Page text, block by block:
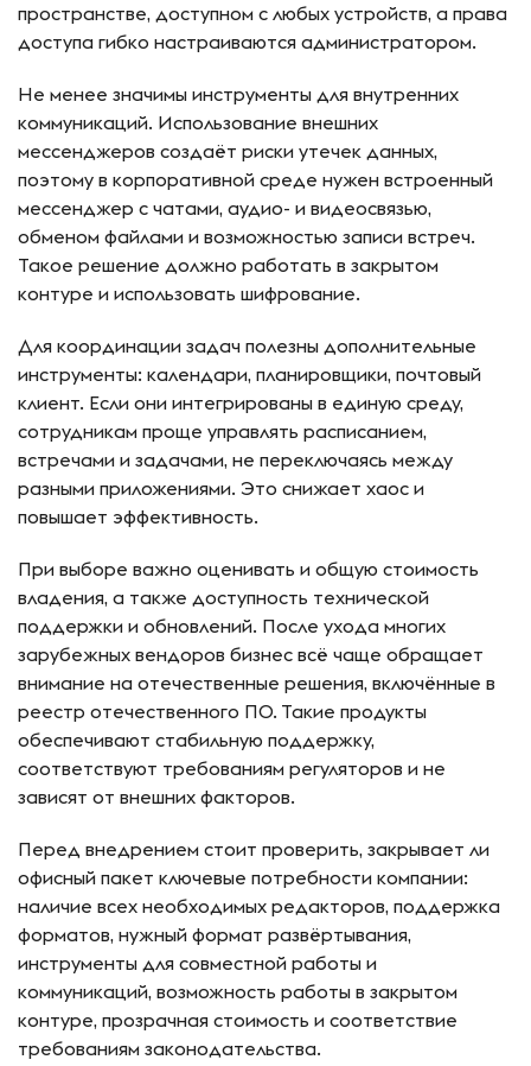
пространстве, доступном с любых устройств, а права
доступа гибко настраиваются администратором.
Не менее значимы инструменты для внутренних
коммуникаций. Использование внешних
мессенджеров создаёт риски утечек данных,
поэтому в корпоративной среде нужен встроенный
мессенджер с чатами, аудио- и видеосвязью,
обменом файлами и возможностью записи встреч.
Такое решение должно работать в закрытом
контуре и использовать шифрование.
Для координации задач полезны дополнительные
инструменты: календари, планировщики, почтовый
клиент. Если они интегрированы в единую среду,
сотрудникам проще управлять расписанием,
встречами и задачами, не переключаясь между
разными приложениями. Это снижает хаос и
повышает эффективность.
При выборе важно оценивать и общую стоимость
владения, а также доступность технической
поддержки и обновлений. После ухода многих
зарубежных вендоров бизнес всё чаще обращает
внимание на отечественные решения, включённые в
реестр отечественного ПО. Такие продукты
обеспечивают стабильную поддержку,
соответствуют требованиям регуляторов и не
зависят от внешних факторов.
Перед внедрением стоит проверить, закрывает ли
офисный пакет ключевые потребности компании:
наличие всех необходимых редакторов, поддержка
форматов, нужный формат развёртывания,
инструменты для совместной работы и
коммуникаций, возможность работы в закрытом
контуре, прозрачная стоимость и соответствие
требованиям законодательства.